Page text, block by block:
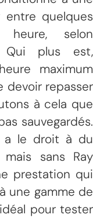
quelques
selon
Qui plus est,
maximum
devoir repasser
à cela que
sauvegardés.
a le droit à du
sans Ray
prestation qui
une gamme de
pour tester